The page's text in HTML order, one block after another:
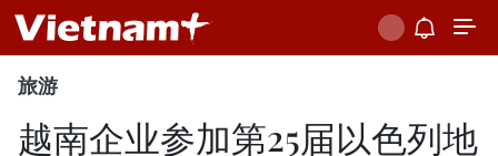
旅游
越南企业参加第25届以色列地